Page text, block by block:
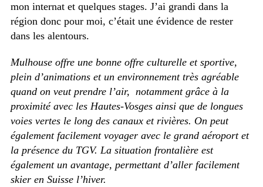
mon internat et quelques stages. J’ai grandi dans la
région donc pour moi, c’était une évidence de rester
dans les alentours.
Mulhouse offre une bonne offre culturelle et sportive,
plein d’animations et un environnement très agréable
quand on veut prendre l’air, notamment grâce à la
proximité avec les Hautes-Vosges ainsi que de longues
voies vertes le long des canaux et rivières. On peut
également facilement voyager avec le grand aéroport et
la présence du TGV. La situation frontalière est
également un avantage, permettant d’aller facilement
skier en Suisse l’hiver.